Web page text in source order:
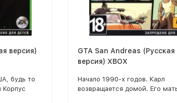
версия)
будь то
Корпус
GTA San Andreas (Русская
версия) XBOX
Начало 1990-х годов. Карл
возвращается домой. Его